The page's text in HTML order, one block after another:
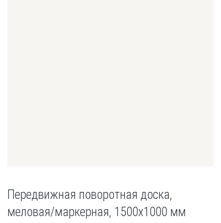
Передвижная поворотная доска,
меловая/маркерная, 1500x1000 мм